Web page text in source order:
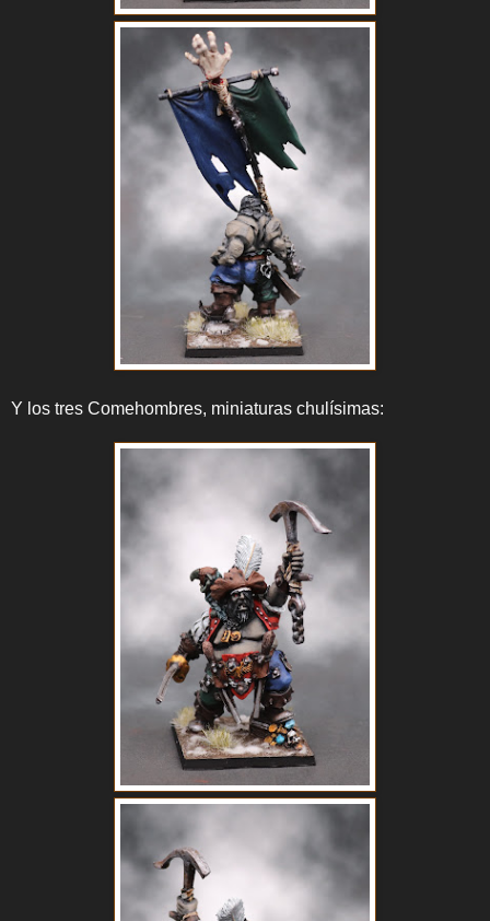
Y los tres Comehombres, miniaturas chulísimas: